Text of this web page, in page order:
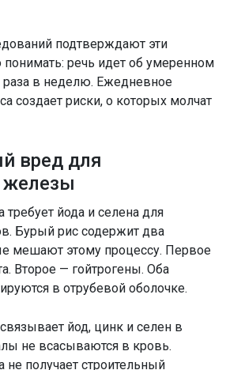
подтверждают эти
речь идет об умеренном
раза в неделю. Ежедневное
создает риски, о которых молчат
вред для
йода и селена для
Бурый рис содержит два
мешают этому процессу. Первое
Второе — гойтрогены. Оба
в отрубевой оболочке.
йод, цинк и селен в
не всасываются в кровь.
получает строительный